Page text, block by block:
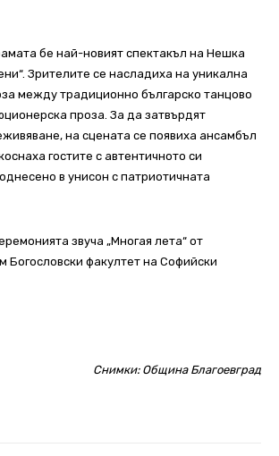
бе най-новият спектакъл на Нешка
Зрителите се насладиха на уникална
между традиционно българско танцово
проза. За да затвърдят
на сцената се появиха ансамбъл
гостите с автентичното си
в унисон с патриотичната
звуча „Многая лета“ от
Богословски факултет на Софийски
Снимки: Община Благоевград